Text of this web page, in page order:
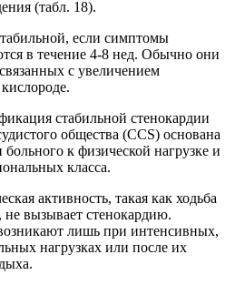
(табл. 18).
если симптомы
в течение 4-8 нед. Обычно они
с увеличением
стабильной стенокардии
общества (CCS) основана
к физической нагрузке и
класса.
активность, такая как ходьба
вызывает стенокардию.
лишь при интенсивных,
нагрузках или после их